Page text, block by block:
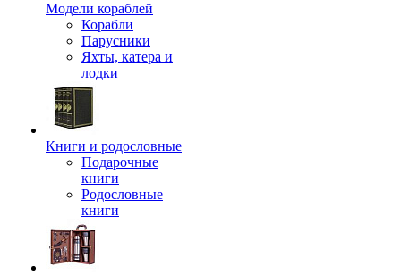
Модели кораблей
Корабли
Парусники
Яхты, катера и
лодки
Книги и родословные
Подарочные
книги
Родословные
книги